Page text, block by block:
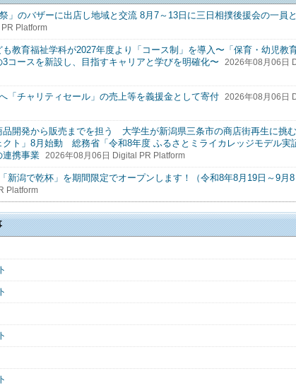
」のバザーに出店し地域と交流 8月7～13日に三日相撲後援会の一員
Platform
も教育福祉学科が2027年度より「コース制」を導入〜「保育・幼児教育
3コースを新設し、目指すキャリアと学びを明確化〜
2026年08月06日
「チャリティセール」の売上等を義援金として寄付
2026年08月06日
品開発から販売までを担う 大学生が新潟県三条市の商店街再生に挑む
クト」8月始動 総務省「令和8年度 ふるさとミライカレッジモデル実
連携事業
2026年08月06日 Digital PR Platform
新潟で乾杯」を期間限定でオープンします！（令和8年8月19日～9月8
Platform